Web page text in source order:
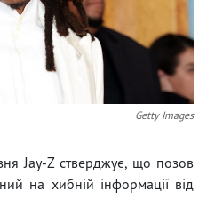
Getty Images
Jay-Z стверджує, що позов
на хибній інформації від